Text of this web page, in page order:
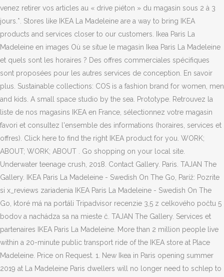
venez retirer vos articles au « drive piéton » du magasin sous 2 à 3
jours.*. Stores like IKEA La Madeleine are a way to bring IKEA
products and services closer to our customers. Ikea Paris La
Madeleine en images Où se situe le magasin Ikea Paris La Madeleine
et quels sont les horaires ? Des offres commerciales spécifiques
sont proposées pour les autres services de conception. En savoir
plus. Sustainable collections: COS is a fashion brand for women, men
and kids. A small space studio by the sea. Prototype. Retrouvez la
liste de nos magasins IKEA en France, sélectionnez votre magasin
favori et consultez l'ensemble des informations (horaires, services et
offres). Click here to find the right IKEA product for you. WORK;
ABOUT; WORK; ABOUT . Go shopping on your local site.
Underwater teenage crush, 2018. Contact Gallery. Paris. TAJAN The
Gallery. IKEA Paris La Madeleine - Swedish On The Go, Paríž: Pozrite
si x_reviews zariadenia IKEA Paris La Madeleine - Swedish On The
Go, ktoré má na portáli Tripadvisor recenzie 3,5 z celkového počtu 5
bodov a nachádza sa na mieste č. TAJAN The Gallery. Services et
partenaires IKEA Paris La Madeleine. More than 2 million people live
within a 20-minute public transport ride of the IKEA store at Place
Madeleine. Price on Request. 1. New Ikea in Paris opening summer
2019 at La Madeleine Paris dwellers will no longer need to schlep to